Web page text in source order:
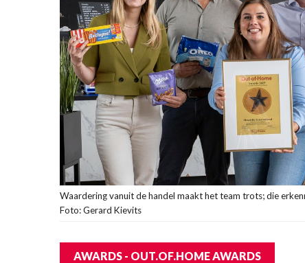
Waardering vanuit de handel maakt het team trots; die
Foto: Gerard Kievits
AWARDS - OUT.OF.HOME AWARDS